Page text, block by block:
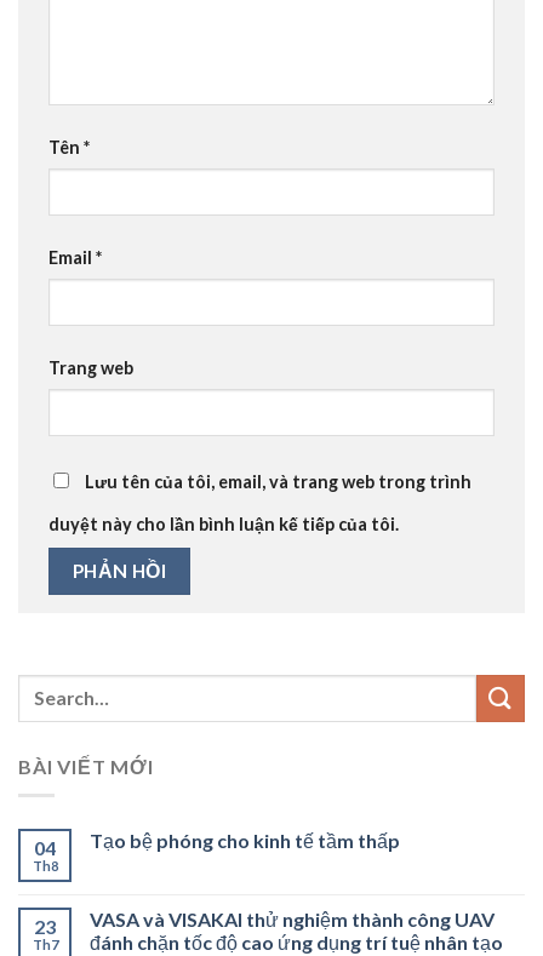
Tên *
Email *
Trang web
Lưu tên của tôi, email, và trang web trong trình
duyệt này cho lần bình luận kế tiếp của tôi.
BÀI VIẾT MỚI
04
Th8
Tạo bệ phóng cho kinh tế tầm thấp
23
Th7
VASA và VISAKAI thử nghiệm thành công UAV
đánh chặn tốc độ cao ứng dụng trí tuệ nhân tạo